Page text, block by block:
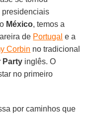
presidenciais
México, temos a
de Portugal e a
Corbin no tradicional
Party inglês. O
no primeiro
por caminhos que